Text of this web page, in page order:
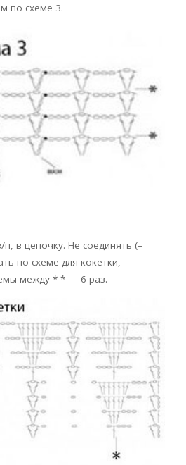
по схеме 3.
п, в цепочку. Не соединять (=
по схеме для кокетки,
между *-* — 6 раз.